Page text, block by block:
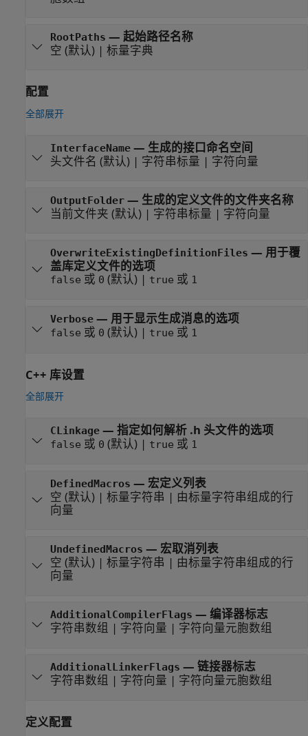
RootPaths — 起始路径名称
空 (默认) | 标量字典
配置
全部展开
InterfaceName— 生成的接口命名空间
头文件名 (默认) | 字符串标量 | 字符向量
OutputFolder— 生成的定义文件的文件夹名称
当前文件夹 (默认) | 字符串标量 | 字符向量
OverwriteExistingDefinitionFiles — 用于覆
盖库定义文件的选项
false 或 0 (默认) | true 或 1
Verbose— 用于显示生成消息的选项
false 或 0 (默认) | true 或 1
C++ 库设置
全部展开
CLinkage— 指定如何解析 .h 头文件的选项
false 或 0 (默认) | true 或 1
DefinedMacros — 宏定义列表
空 (默认) | 标量字符串 | 由标量字符串组成的行
向量
UndefinedMacros — 宏取消列表
空 (默认) | 标量字符串 | 由标量字符串组成的行
向量
AdditionalCompilerFlags — 编译器标志
字符串数组 | 字符向量 | 字符向量元胞数组
AdditionalLinkerFlags — 链接器标志
字符串数组 | 字符向量 | 字符向量元胞数组
定义配置